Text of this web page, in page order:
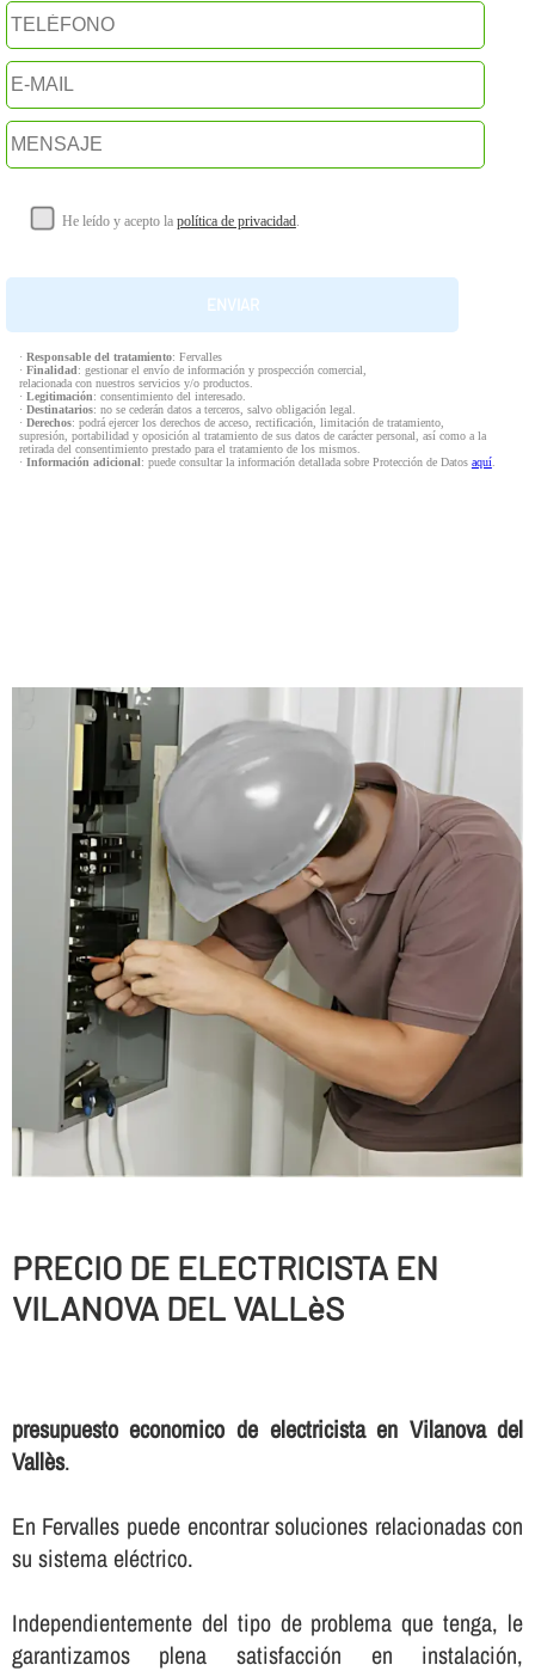
He leído y acepto la política de privacidad.
· Responsable del tratamiento: Fervalles
· Finalidad: gestionar el envío de información y prospección comercial,
relacionada con nuestros servicios y/o productos.
· Legitimación: consentimiento del interesado.
· Destinatarios: no se cederán datos a terceros, salvo obligación legal.
· Derechos: podrá ejercer los derechos de acceso, rectificación, limitación de tratamiento,
supresión, portabilidad y oposición al tratamiento de sus datos de carácter personal, así como a la
retirada del consentimiento prestado para el tratamiento de los mismos.
· Información adicional: puede consultar la información detallada sobre Protección de Datos aquí.
PRECIO DE ELECTRICISTA EN
VILANOVA DEL VALLèS
presupuesto economico de electricista en Vilanova del
Vallès.
En Fervalles puede encontrar soluciones relacionadas con
su sistema eléctrico.
Independientemente del tipo de problema que tenga, le
garantizamos plena satisfacción en instalación,